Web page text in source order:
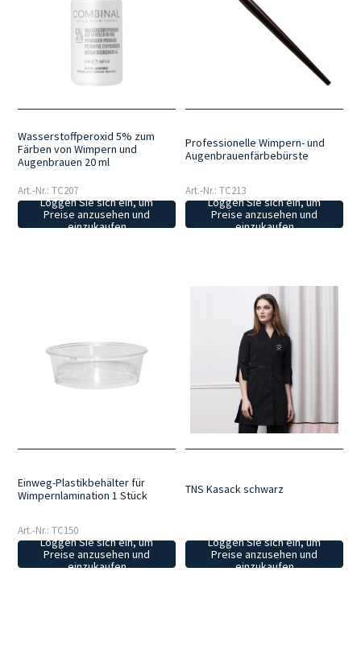
Wasserstoffperoxid 5% zum
Färben von Wimpern und
Augenbrauen 20 ml
Art.-Nr.: TC207
Loggen Sie sich ein, um
Preise anzusehen und
einzukaufen
Professionelle Wimpern- und
Augenbrauenfärbebürste
Art.-Nr.: TC213
Loggen Sie sich ein, um
Preise anzusehen und
einzukaufen
Einweg-Plastikbehälter für
Wimpernlamination 1 Stück
Art.-Nr.: TC150
Loggen Sie sich ein, um
Preise anzusehen und
einzukaufen
TNS Kasack schwarz
Loggen Sie sich ein, um
Preise anzusehen und
einzukaufen